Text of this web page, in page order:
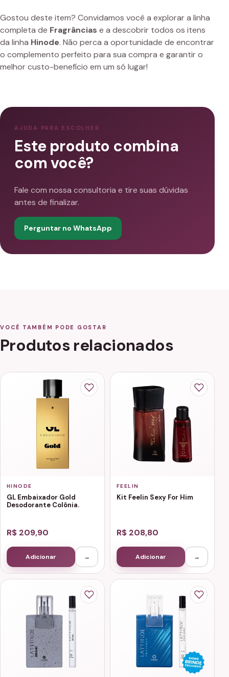
Gostou deste item? Convidamos você a explorar a linha
completa de Fragrâncias e a descobrir todos os itens
da linha Hinode. Não perca a oportunidade de encontrar
o complemento perfeito para sua compra e garantir o
melhor custo-benefício em um só lugar!
AJUDA PARA ESCOLHER
Este produto combina
com você?
Fale com nossa consultoria e tire suas dúvidas
antes de finalizar.
Perguntar no WhatsApp
VOCÊ TAMBÉM PODE GOSTAR
Produtos relacionados
HINODE
GL Embaixador Gold
Desodorante Colônia.
R$ 209,90
Adicionar →
FEELIN
Kit Feelin Sexy For Him
R$ 208,80
Adicionar →